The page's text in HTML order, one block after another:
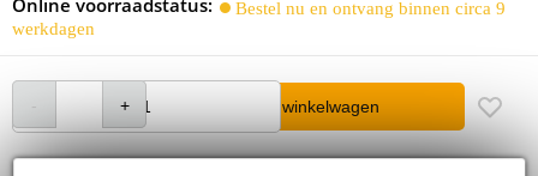
Online voorraadstatus:
Bestel nu en ontvang binnen circa 9
werkdagen
In winkelwagen